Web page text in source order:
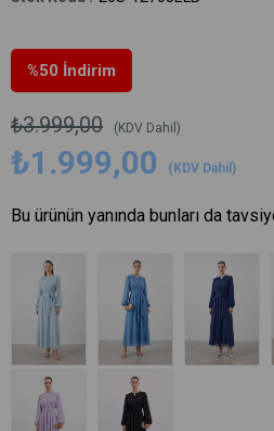
%50 İndirim
₺3.999,00 (KDV Dahil)
₺1.999,00 (KDV Dahil)
Bu ürünün yanında bunları da